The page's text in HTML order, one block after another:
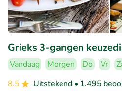
Grieks 3-gangen
Vandaag Morgen Do Vr
8.5
Uitstekend • 1.495